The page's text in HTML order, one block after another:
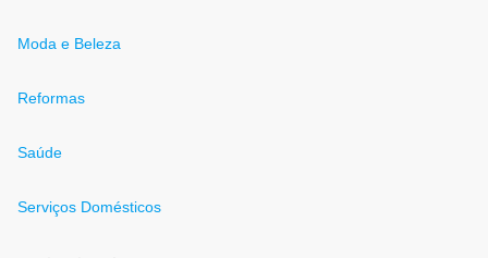
Moda e Beleza
Reformas
Saúde
Serviços Domésticos